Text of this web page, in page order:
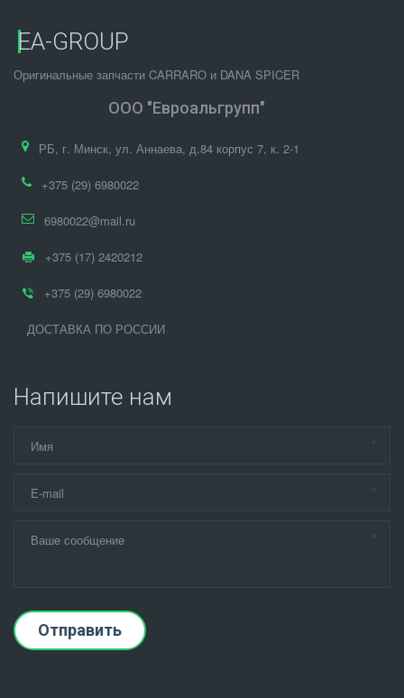
EA-GROUP
Оригинальные запчасти CARRARO и DANA SPICER
ООО "Евроальгрупп"
РБ, г. Минск, ул. Аннаева, д.84 корпус 7, к. 2-1
+375 (29) 6980022
6980022@mail.ru
+375 (17) 2420212
+375 (29) 6980022
ДОСТАВКА ПО РОССИИ
Напишите нам
*
*
*
Отправить